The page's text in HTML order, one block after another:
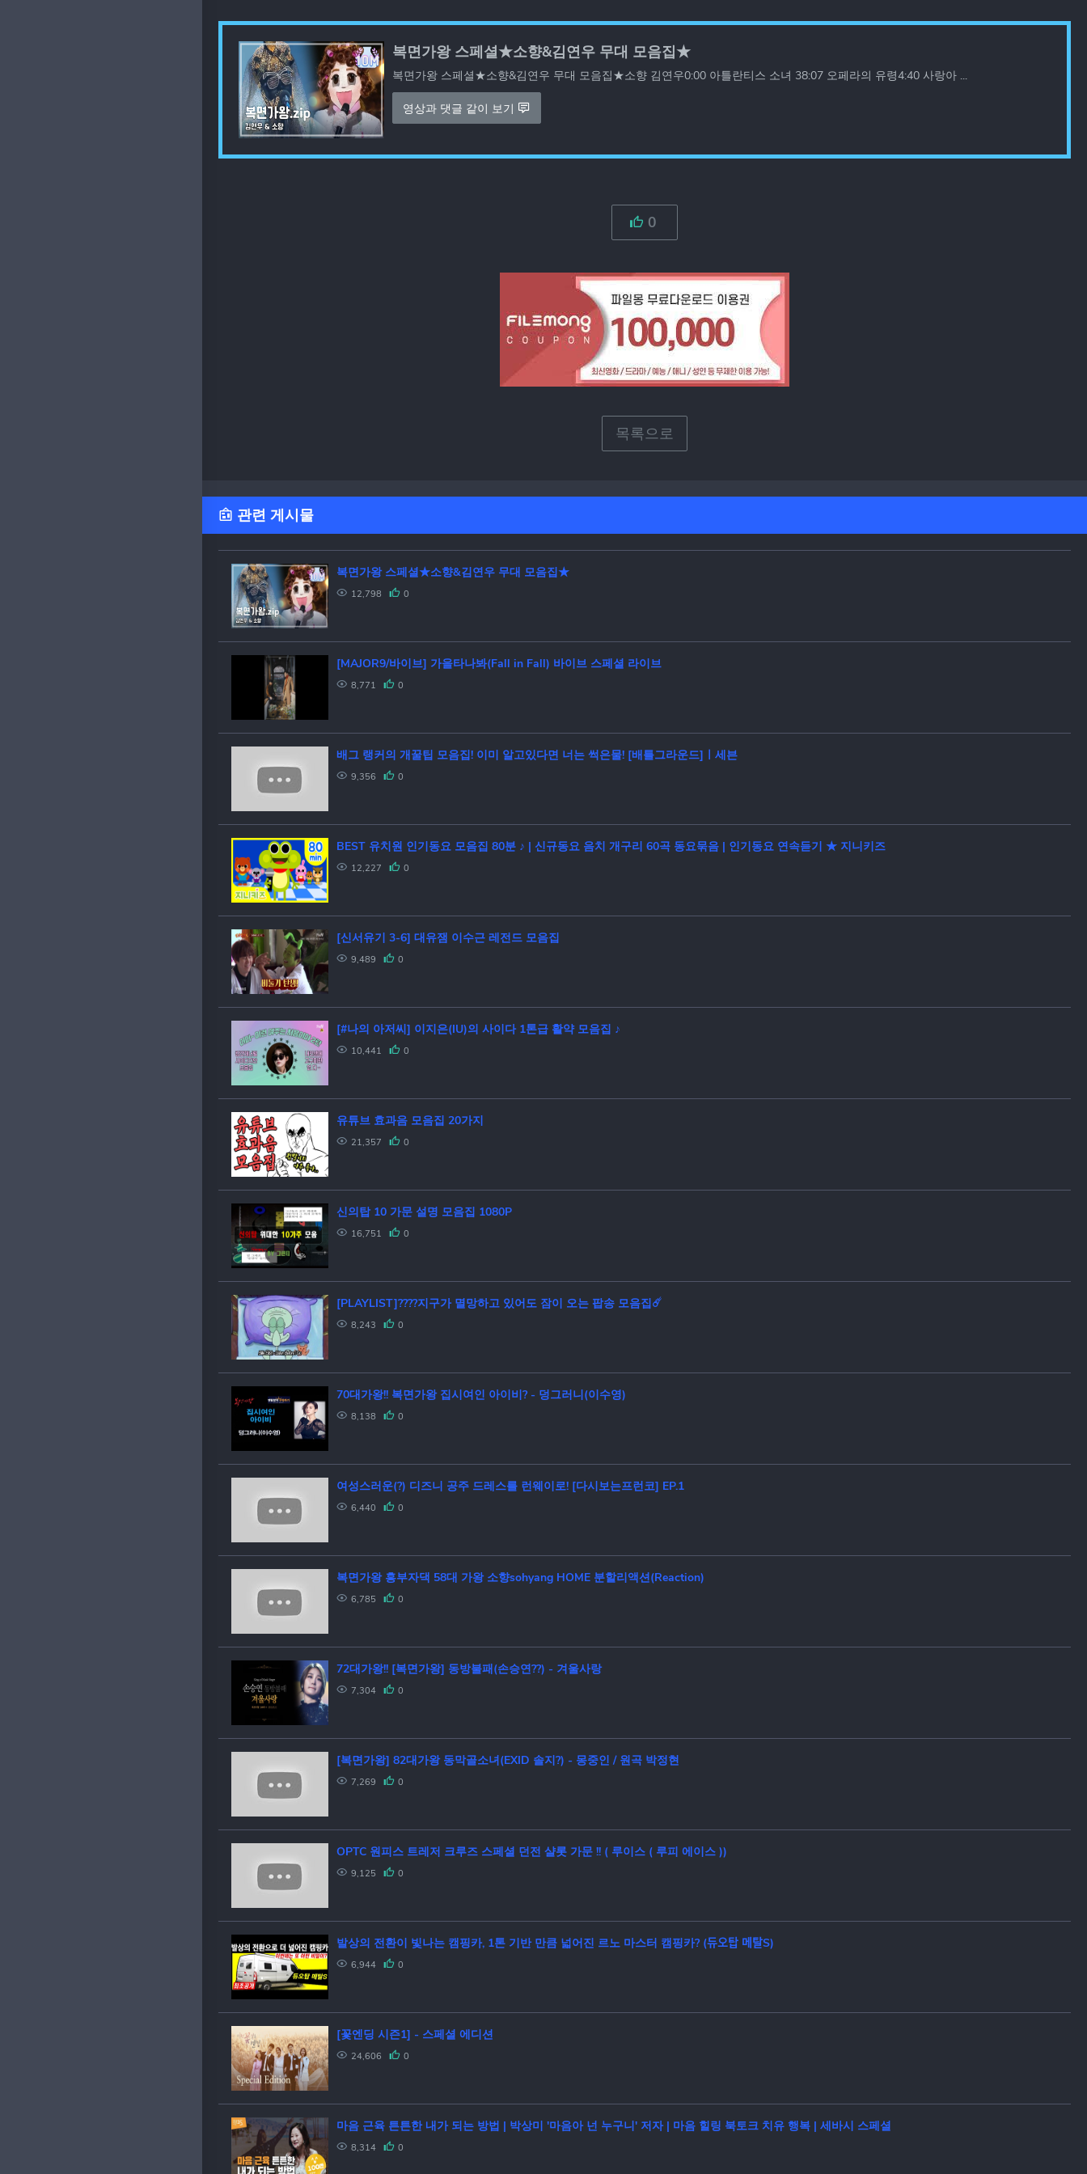
복면가왕 스페셜★소향&김연우 무대 모음집★
복면가왕 스페셜★소향&김연우 무대 모음집★소향 김연우0:00 아틀란티스 소녀 38:07 오페라의 유령4:40 사랑아 ...
영상과 댓글 같이 보기
0
목록으로
관련 게시물
복면가왕 스페셜★소향&김연우 무대 모음집★
12,798 0
[MAJOR9/바이브] 가을타나봐(Fall in Fall) 바이브 스페셜 라이브
8,771 0
배그 랭커의 개꿀팁 모음집! 이미 알고있다면 너는 썩은물! [배틀그라운드]ㅣ세븐
9,356 0
BEST 유치원 인기동요 모음집 80분 ♪ | 신규동요 음치 개구리 60곡 동요묶음 | 인기동요 연속듣기 ★ 지니키즈
12,227 0
[신서유기 3-6] 대유잼 이수근 레전드 모음집
9,489 0
[#나의 아저씨] 이지은(IU)의 사이다 1톤급 활약 모음집 ♪
10,441 0
유튜브 효과음 모음집 20가지
21,357 0
신의탑 10 가문 설명 모음집 1080P
16,751 0
[PLAYLIST]????지구가 멸망하고 있어도 잠이 오는 팝송 모음집☄️
8,243 0
70대가왕!! 복면가왕 집시여인 아이비? - 덩그러니(이수영)
8,138 0
여성스러운(?) 디즈니 공주 드레스를 런웨이로! [다시보는프런코] EP.1
6,440 0
복면가왕 흥부자댁 58대 가왕 소향sohyang HOME 분할리액션(Reaction)
6,785 0
72대가왕!! [복면가왕] 동방불패(손승연??) - 겨울사랑
7,304 0
[복면가왕] 82대가왕 동막골소녀(EXID 솔지?) - 몽중인 / 원곡 박정현
7,269 0
OPTC 원피스 트레저 크루즈 스페셜 던전 샬롯 가문 !! ( 루이스 ( 루피 에이스 ))
9,125 0
발상의 전환이 빛나는 캠핑카, 1톤 기반 만큼 넓어진 르노 마스터 캠핑카? (듀오탑 메탈S)
6,944 0
[꽃엔딩 시즌1] - 스페셜 에디션
24,606 0
마음 근육 튼튼한 내가 되는 방법 | 박상미 '마음아 넌 누구니' 저자 | 마음 힐링 북토크 치유 행복 | 세바시 스페셜
8,314 0